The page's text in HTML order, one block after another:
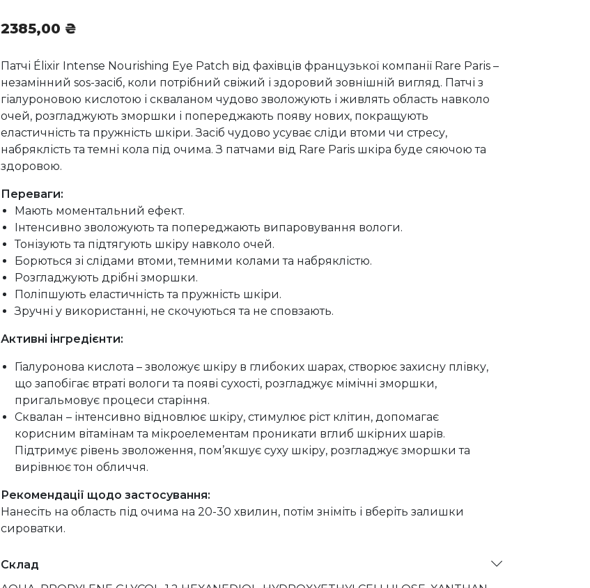
2385,00 ₴
Патчі Élixir Intense Nourishing Eye Patch від фахівців французької компанії Rare Paris –
незамінний sos-засіб, коли потрібний свіжий і здоровий зовнішній вигляд. Патчі з
гіалуроновою кислотою і скваланом чудово зволожують і живлять область навколо
очей, розгладжують зморшки і попереджають появу нових, покращують
еластичність та пружність шкіри. Засіб чудово усуває сліди втоми чи стресу,
набряклість та темні кола під очима. З патчами від Rare Paris шкіра буде сяючою та
здоровою.
Переваги:
Мають моментальний ефект.
Інтенсивно зволожують та попереджають випаровування вологи.
Тонізують та підтягують шкіру навколо очей.
Борються зі слідами втоми, темними колами та набряклістю.
Розгладжують дрібні зморшки.
Поліпшують еластичність та пружність шкіри.
Зручні у використанні, не скочуються та не сповзають.
Активні інгредієнти:
Гіалуронова кислота – зволожує шкіру в глибоких шарах, створює захисну плівку,
що запобігає втраті вологи та появі сухості, розгладжує мімічні зморшки,
пригальмовує процеси старіння.
Сквалан – інтенсивно відновлює шкіру, стимулює ріст клітин, допомагає
корисним вітамінам та мікроелементам проникати вглиб шкірних шарів.
Підтримує рівень зволоження, пом’якшує суху шкіру, розгладжує зморшки та
вирівнює тон обличчя.
Рекомендації щодо застосування:
Нанесіть на область під очима на 20-30 хвилин, потім зніміть і вберіть залишки
сироватки.
Склад